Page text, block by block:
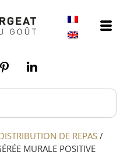
DE REPAS/
MURALE POSITIVE